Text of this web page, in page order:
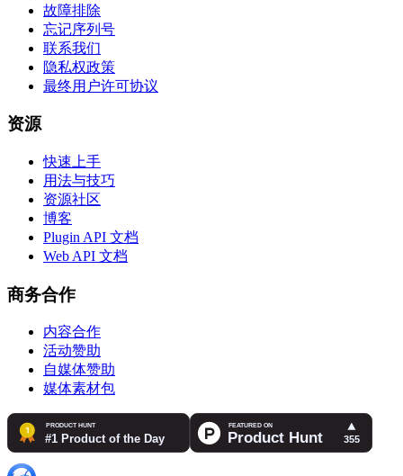
故障排除
忘记序列号
联系我们
隐私权政策
最终用户许可协议
资源
快速上手
用法与技巧
资源社区
博客
Plugin API 文档
Web API 文档
商务合作
内容合作
活动赞助
自媒体赞助
媒体素材包